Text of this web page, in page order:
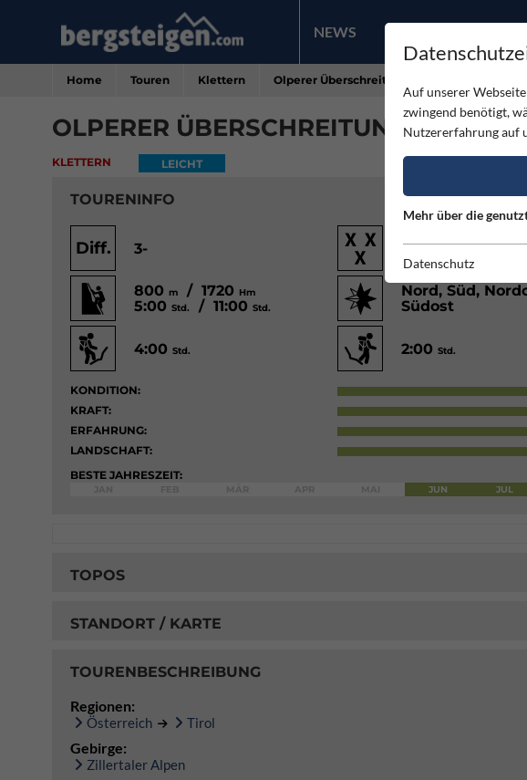
NEWS PRODUKTE
Home Touren Klettern Olperer Überschreitung
OLPERER ÜBERSCHREITUNG
KLETTERN LEICHT
TOURENINFO
Diff. 3- Gut
800m / 1720 Hm
5:00Std. / 11:00Std.
Nord, Süd,
Südost
4:00Std. 2:00Std.
KONDITION:
KRAFT:
ERFAHRUNG:
LANDSCHAFT:
BESTE JAHRESZEIT:
JUN JUL
TOPOS
STANDORT / KARTE
TOURENBESCHREIBUNG
Regionen:
Österreich Tirol
Gebirge:
Zillertaler Alpen
Auf unserer
zwingend benötigt,
Nutzererfahrung auf
Mehr über die
Datenschutz